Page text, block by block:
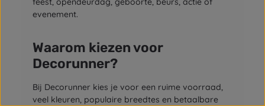
evenement.
Waarom kiezen voor
Decorunner?
Bij Decorunner kies je voor een ruime voorraad,
veel kleuren, populaire breedtes en betaalbare